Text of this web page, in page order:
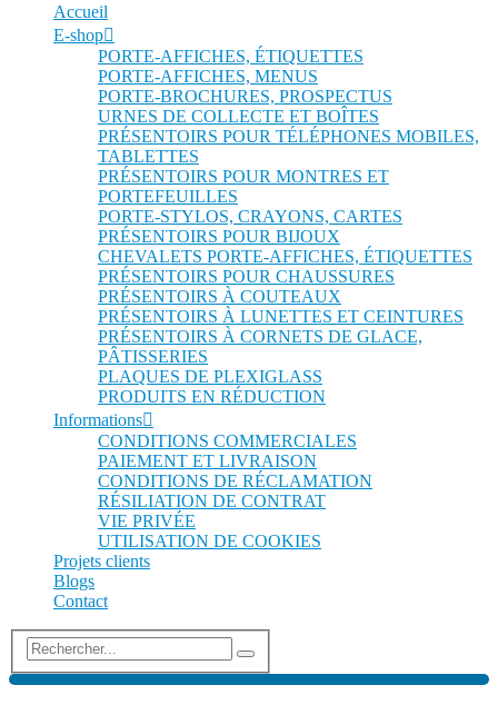
Accueil
E-shop
PORTE-AFFICHES, ÉTIQUETTES
PORTE-AFFICHES, MENUS
PORTE-BROCHURES, PROSPECTUS
URNES DE COLLECTE ET BOÎTES
PRÉSENTOIRS POUR TÉLÉPHONES MOBILES,
TABLETTES
PRÉSENTOIRS POUR MONTRES ET
PORTEFEUILLES
PORTE-STYLOS, CRAYONS, CARTES
PRÉSENTOIRS POUR BIJOUX
CHEVALETS PORTE-AFFICHES, ÉTIQUETTES
PRÉSENTOIRS POUR CHAUSSURES
PRÉSENTOIRS À COUTEAUX
PRÉSENTOIRS À LUNETTES ET CEINTURES
PRÉSENTOIRS À CORNETS DE GLACE,
PÂTISSERIES
PLAQUES DE PLEXIGLASS
PRODUITS EN RÉDUCTION
Informations
CONDITIONS COMMERCIALES
PAIEMENT ET LIVRAISON
CONDITIONS DE RÉCLAMATION
RÉSILIATION DE CONTRAT
VIE PRIVÉE
UTILISATION DE COOKIES
Projets clients
Blogs
Contact